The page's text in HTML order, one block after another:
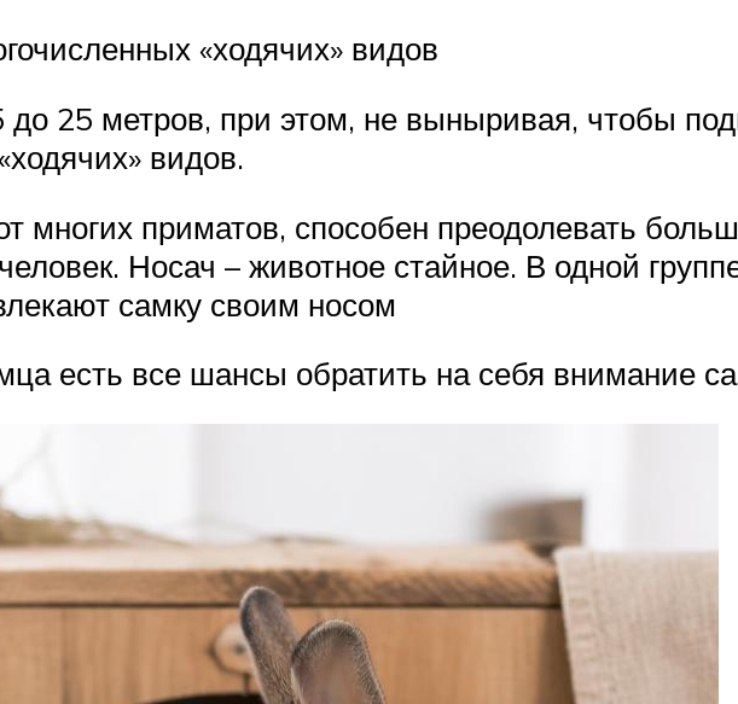
«ходячих» видов
25 метров, при этом, не выныривая, чтобы
видов.
многих приматов, способен преодолевать
Носач – животное стайное. В одной
самку своим носом
есть все шансы обратить на себя внимание